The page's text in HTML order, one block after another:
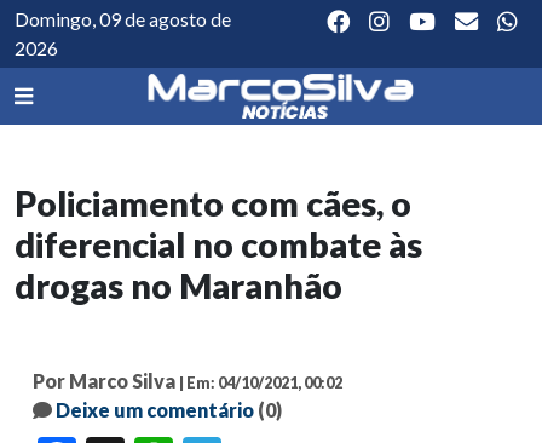
Domingo, 09 de agosto de
2026
Policiamento com cães, o
diferencial no combate às
drogas no Maranhão
Por Marco Silva | Em: 04/10/2021, 00:02
Deixe um comentário (0)